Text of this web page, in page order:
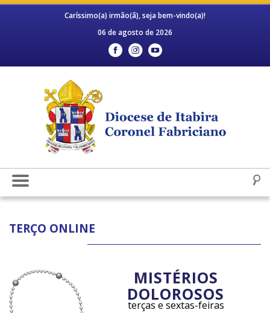
Caríssimo(a) irmão(ã), seja bem-vindo(a)!
06 de agosto de 2026
TERÇO ONLINE
MISTÉRIOS
DOLOROSOS
terças e sextas-feiras